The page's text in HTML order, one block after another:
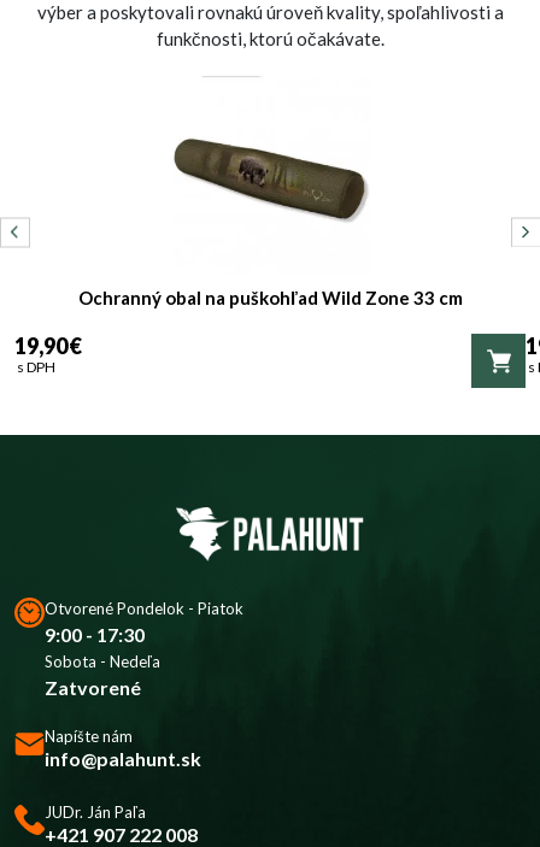
výber a poskytovali rovnakú úroveň kvality, spoľahlivosti a
funkčnosti, ktorú očakávate.
Ochranný obal na puškohľad Wild Zone 33 cm
19,90 €
s DPH s
Otvorené Pondelok - Piatok
9:00 - 17:30
Sobota - Nedeľa
Zatvorené
Napíšte nám
info@palahunt.sk
JUDr. Ján Paľa
+421 907 222 008